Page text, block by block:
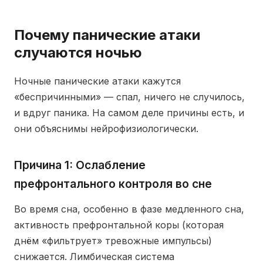
Почему панические атаки
случаются ночью
Ночные панические атаки кажутся
«беспричинными» — спал, ничего не случилось,
и вдруг паника. На самом деле причины есть, и
они объяснимы нейрофизиологически.
Причина 1: Ослабление
префронтального контроля во сне
Во время сна, особенно в фазе медленного сна,
активность префронтальной коры (которая
днём «фильтрует» тревожные импульсы)
снижается. Лимбическая система